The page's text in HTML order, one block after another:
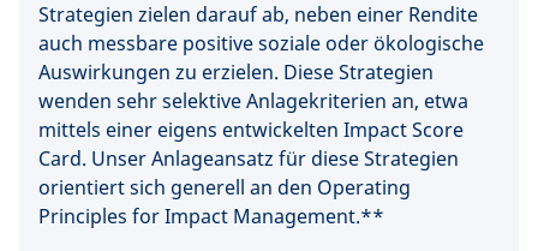
Strategien zielen darauf ab, neben einer Rendite
auch messbare positive soziale oder ökologische
Auswirkungen zu erzielen. Diese Strategien
wenden sehr selektive Anlagekriterien an, etwa
mittels einer eigens entwickelten Impact Score
Card. Unser Anlageansatz für diese Strategien
orientiert sich generell an den Operating
Principles for Impact Management.**